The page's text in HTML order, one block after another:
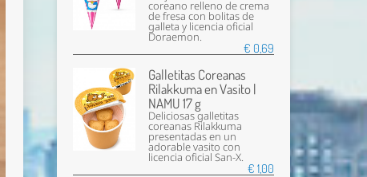
coreano relleno de crema
de fresa con bolitas de
galleta y licencia oficial
Doraemon.
€ 0,69
Galletitas Coreanas
Rilakkuma en Vasito |
NAMU 17 g
Deliciosas galletitas
coreanas Rilakkuma
presentadas en un
adorable vasito con
licencia oficial San-X.
€ 1,00